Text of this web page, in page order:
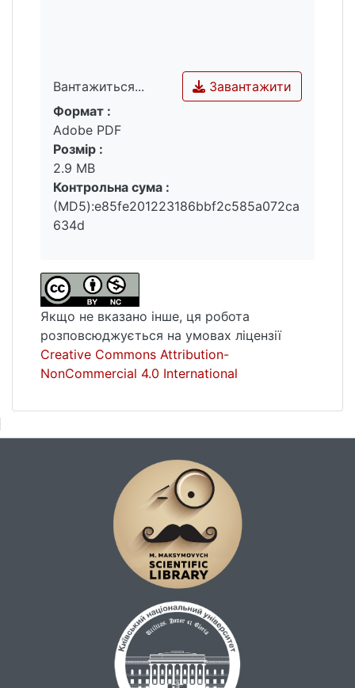
Вантажиться...
Вантажиться...
Завантажити
Формат :
Adobe PDF
Розмір :
2.9 MB
Контрольна сума :
(MD5):e85fe201223186bbf2c585a072ca
634d
Якщо не вказано інше, ця робота
розповсюджується на умовах ліцензії
Creative Commons Attribution-
NonCommercial 4.0 International